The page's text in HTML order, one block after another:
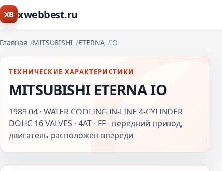
XB xwebbest.ru
Главная MITSUBISHI ETERNA IO
ТЕХНИЧЕСКИЕ ХАРАКТЕРИСТИКИ
MITSUBISHI ETERNA IO
1989.04 · WATER COOLING IN-LINE 4-CYLINDER
DOHC 16 VALVES · 4AT · FF - передний привод,
двигатель расположен впереди